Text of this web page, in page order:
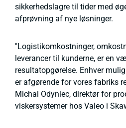
sikkerhedslagre til tider med
afprøvning af nye løsninger.
"Logistikomkostninger,
leverancer til kunderne, er en
resultatopgørelse. Enhver
er afgørende for vores fabriks
Michal Odyniec, direktør for
viskersystemer hos Valeo i